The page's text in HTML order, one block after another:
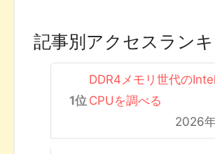
記事別アクセスラン
DDR4メモリ世代の
CPUを調べる
2026